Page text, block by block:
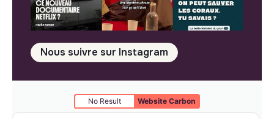
Nous suivre sur Instagram
No Result Website Carbon